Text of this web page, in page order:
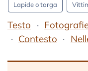
Lapide o targa
Testo
Contesto